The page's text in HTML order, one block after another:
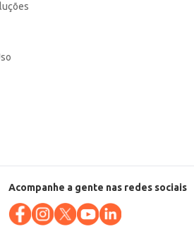
Acompanhe a gente nas redes sociais